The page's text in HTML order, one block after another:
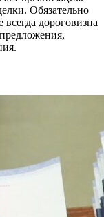
Обязательно
дороговизна